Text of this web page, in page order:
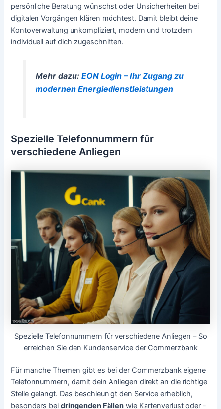
persönliche Beratung wünschst oder Unsicherheiten bei
digitalen Vorgängen klären möchtest. Damit bleibt deine
Kontoverwaltung unkompliziert, modern und trotzdem
individuell auf dich zugeschnitten.
Mehr dazu: EON Login – Ihr Zugang zu
modernen Energiedienstleistungen
Spezielle Telefonnummern für
verschiedene Anliegen
Spezielle Telefonnummern für verschiedene Anliegen – So
erreichen Sie den Kundenservice der Commerzbank
Für manche Themen gibt es bei der Commerzbank eigene
Telefonnummern, damit dein Anliegen direkt an die richtige
Stelle gelangt. Das beschleunigt den Service erheblich,
besonders beidringenden Fällen wie Kartenverlust oder -